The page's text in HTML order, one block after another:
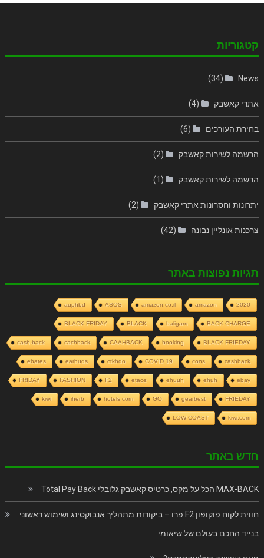
קטגוריות
News
(34)
אתרי קאשבק (4)
בחירת העורכים (6)
הרשמה לשירות קאשבק (2)
הרשמה לשירות קאשבק (1)
יתרונות וחסרונות אתרי קאשבק (2)
צרכנות אונליין נבונה (42)
תגיות נפוצות באתר
2020
amazon
amazon.co.il
ASOS
auphbd
BACK CHARGE
baligam
BLACK
BLACK FRIDAY
BLACK FRIEDAY
booking
CAAHBACK
cachback
cash-back
cashback
cons
COVID 19
ctkhdo
earbuds
ebates
ebay
ehuh
ehuuh
etace
F2
FASHION
FRIDAY
FRIEDAY
gearbest
GO
hotels.com
iherb
kiwi
kiwi.com
LOW COAST
חדש באתר
MAX-BACK הכל על מקס, כרטיס קאשבק גלובלי Total Pay Back
חווית לקוח פוקופון F2 פרו – ביקורות מתהליך אנבוקסינג ושימוש ראשוני
בנייד החכם בעולם של שיאומי